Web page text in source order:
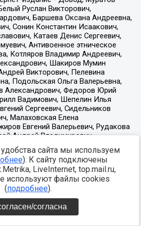
сайта мы используем
). К сайту подключены
LiveInternet, top.mail.ru,
используют файлы cookies
(подробнее).
согласна